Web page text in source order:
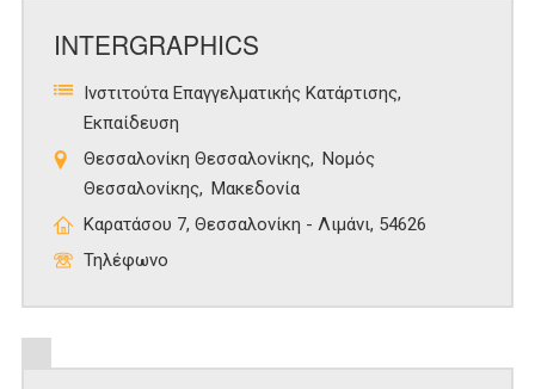
INTERGRAPHICS
Ινστιτούτα Επαγγελματικής Κατάρτισης
Εκπαίδευση
Θεσσαλονίκη Θεσσαλονίκης
Νομός
Θεσσαλονίκης
Μακεδονία
Καρατάσου 7, Θεσσαλονίκη - Λιμάνι, 54626
Τηλέφωνο